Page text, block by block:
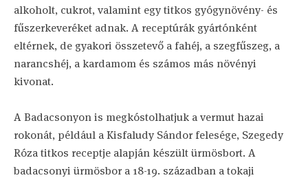
alkoholt, cukrot, valamint egy titkos gyógynövény- és
fűszerkeveréket adnak. A receptúrák gyártónként
eltérnek, de gyakori összetevő a fahéj, a szegfűszeg, a
narancshéj, a kardamom és számos más növényi
kivonat.
A Badacsonyon is megkóstolhatjuk a vermut hazai
rokonát, például a Kisfaludy Sándor felesége, Szegedy
Róza titkos receptje alapján készült ürmösbort. A
badacsonyi ürmösbor a 18-19. században a tokaji